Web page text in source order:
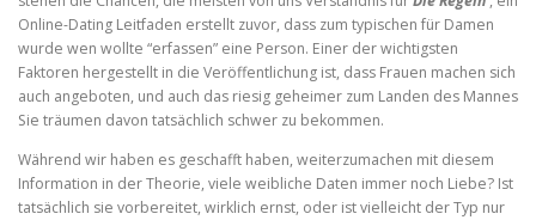
Online-Dating Leitfaden erstellt zuvor, dass zum typischen für Damen
wurde wen wollte “erfassen” eine Person. Einer der wichtigsten
Faktoren hergestellt in die Veröffentlichung ist, dass Frauen machen sich
auch angeboten, und auch das riesig geheimer zum Landen des Mannes
Sie träumen davon tatsächlich schwer zu bekommen.
Während wir haben es geschafft haben, weiterzumachen mit diesem
Information in der Theorie, viele weibliche Daten immer noch Liebe? Ist
tatsächlich sie vorbereitet, wirklich ernst, oder ist vielleicht der Typ nur